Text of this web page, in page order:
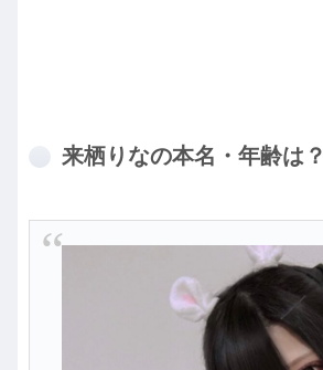
来栖りなの本名・年齢は？